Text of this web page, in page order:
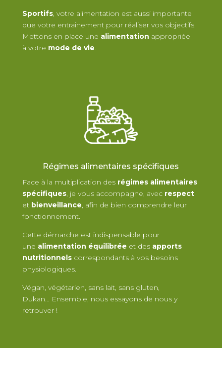
Sportifs, votre alimentation est aussi importante
que votre entrainement pour réaliser vos objectifs.
Mettons en place une alimentation appropriée
à votre mode de vie.
Régimes alimentaires spécifiques
Face à la multiplication des régimes alimentaires
spécifiques, je vous accompagne, avec respect
et bienveillance, afin de bien comprendre leur
fonctionnement.
Cette démarche est indispensable pour
une alimentation équilibrée et des apports
nutritionnelscorrespondants à vos besoins
physiologiques.
Végan, végétarien, sans lait, sans gluten,
Dukan… Ensemble, nous essayons de nous y
retrouver !